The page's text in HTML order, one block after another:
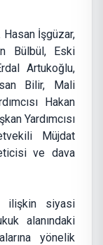
Hasan İşgüzar,
Bülbül, Eski
Artukoğlu,
Bilir, Mali
Hakan
Yardımcısı
Müjdat
ve dava
ilişkin siyasi
alanındaki
yönelik